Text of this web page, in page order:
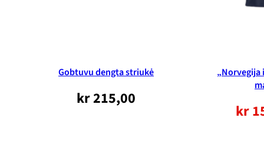
Gobtuvu dengta striukė
kr215,00
„Norvegija
kr